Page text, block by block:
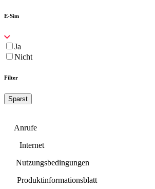
E-Sim
Ja
Nicht
Filter
Sparst
Anrufe
Internet
Nutzungsbedingungen
Produktinformationsblatt